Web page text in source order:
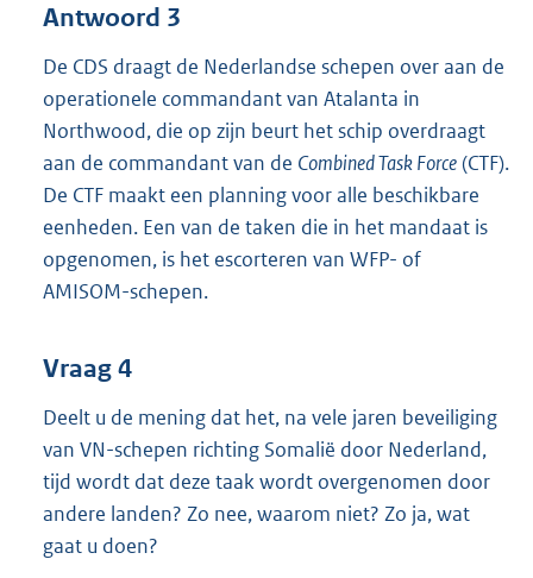
Antwoord 3
De CDS draagt de Nederlandse schepen over aan de
operationele commandant van Atalanta in
Northwood, die op zijn beurt het schip overdraagt
aan de commandant van de Combined Task Force(CTF).
De CTF maakt een planning voor alle beschikbare
eenheden. Een van de taken die in het mandaat is
opgenomen, is het escorteren van WFP- of
AMISOM-schepen.
Vraag 4
Deelt u de mening dat het, na vele jaren beveiliging
van VN-schepen richting Somalië door Nederland,
tijd wordt dat deze taak wordt overgenomen door
andere landen? Zo nee, waarom niet? Zo ja, wat
gaat u doen?